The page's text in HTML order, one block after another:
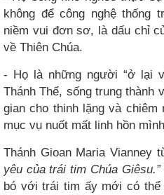
không để công nghệ thống
niềm vui đơn sơ, là dấu chỉ
về Thiên Chúa.
- Họ là những người “ở lại
Thánh Thể, sống trung thành
gian cho thinh lặng và chiêm
mục vụ nuốt mất linh hồn
Thánh Gioan Maria Vianney
yêu của trái tim Chúa Giêsu.”
bó với trái tim ấy mới có thể